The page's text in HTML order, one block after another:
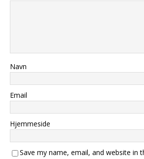
Navn
Email
Hjemmeside
Save my name, email, and website in